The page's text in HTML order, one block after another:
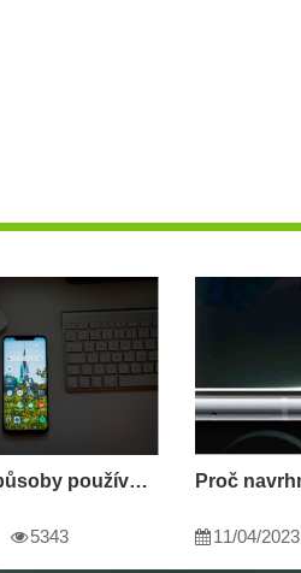
Inovativní způsoby používání smartphonu
5343 11/04/2023